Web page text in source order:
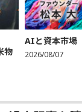
物
AIと資本市場
2026/08/07